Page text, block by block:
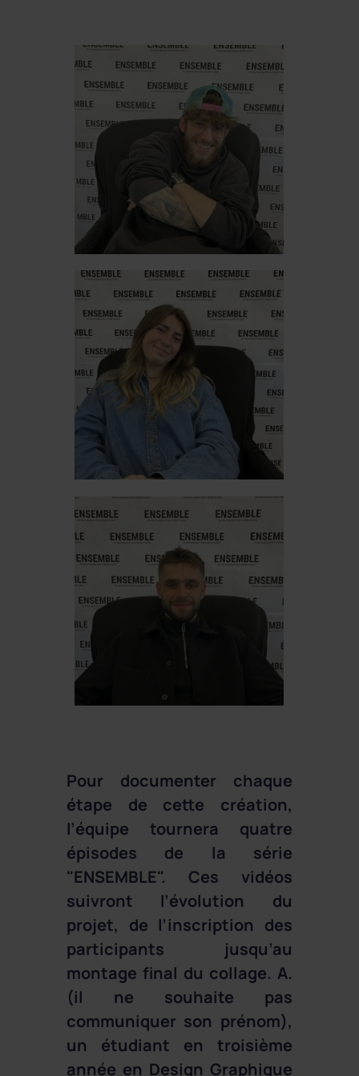
Pour documenter chaque
étape de cette création,
l’équipe tournera quatre
épisodes de la série
"ENSEMBLE". Ces vidéos
suivront l’évolution du
projet, de l’inscription des
participants jusqu’au
montage final du collage. A.
(il ne souhaite pas
communiquer son prénom),
un étudiant en troisième
année en Design Graphique